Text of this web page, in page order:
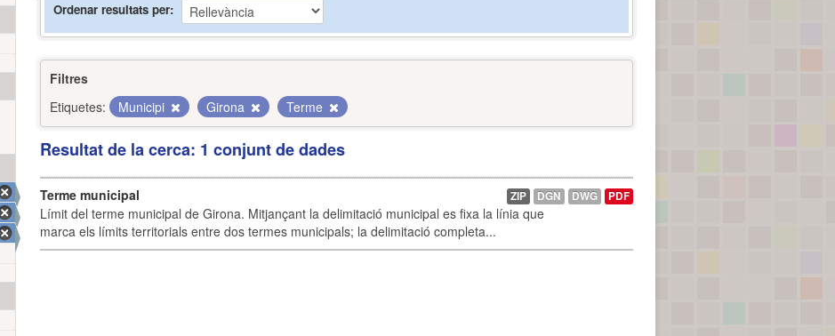
Ordenar resultats per
Filtres
Etiquetes:
Municipi Girona Terme
Resultat de la cerca: 1 conjunt de dades
Terme municipal
Límit del terme municipal de Girona. Mitjançant la delimitació municipal es fixa la línia que
marca els límits territorials entre dos termes municipals; la delimitació completa...
ZIP DGN DWG PDF